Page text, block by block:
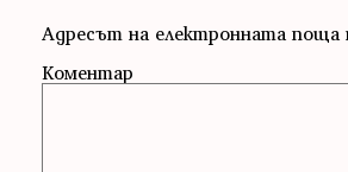
Адресът на електронната поща
Коментар